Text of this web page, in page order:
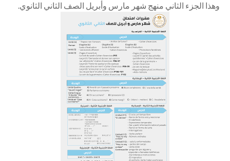
وهذا الجزء الثاني منهج شهر مارس وأبريل الصف الثاني الثانوي.